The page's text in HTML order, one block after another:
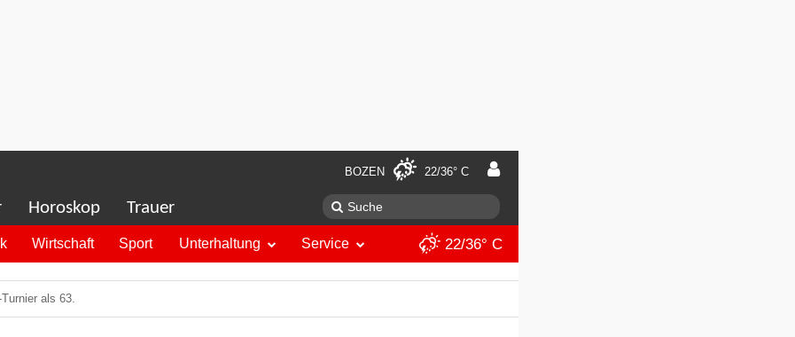
BOZEN 22/36° C
Horoskop Trauer
Wirtschaft Sport Unterhaltung Service 22/36° C
als 63.